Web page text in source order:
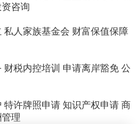
咨询
私人家族基金会 财富保值保障
财税内控培训 申请离岸豁免 公
特许牌照申请 知识产权申请 商
理